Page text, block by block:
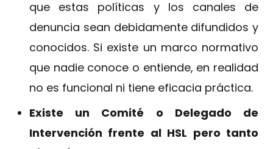
que estas políticas y los canales de
denuncia sean debidamente difundidos y
conocidos. Si existe un marco normativo
que nadie conoce o entiende, en realidad
no es funcional ni tiene eficacia práctica.
Existe un Comité o Delegado de
Intervención frente al HSL pero tanto